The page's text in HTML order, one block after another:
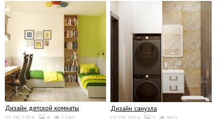
Дизайн детской комнаты
02.08.2024 4 1380
Дизайн санузла